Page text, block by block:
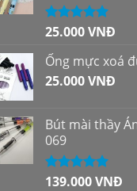
Được xếp
sao
25.000VNĐ
Ống mực xoá
25.000VNĐ
Bút mài thầy
069
Được xếp
139.000VNĐ